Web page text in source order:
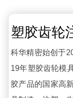
塑胶齿轮
科华精密始创于
19年塑胶齿轮模
胶产品的国家高